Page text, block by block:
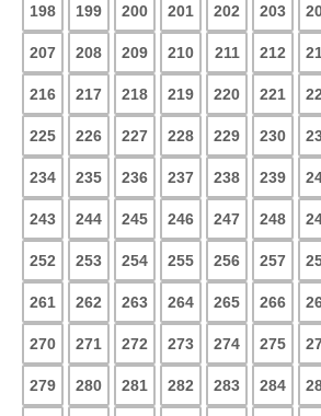
198 199 200 201 202 203
207 208 209 210 211 212
216 217 218 219 220 221
225 226 227 228 229 230
234 235 236 237 238 239
243 244 245 246 247 248
252 253 254 255 256 257
261 262 263 264 265 266
270 271 272 273 274 275
279 280 281 282 283 284